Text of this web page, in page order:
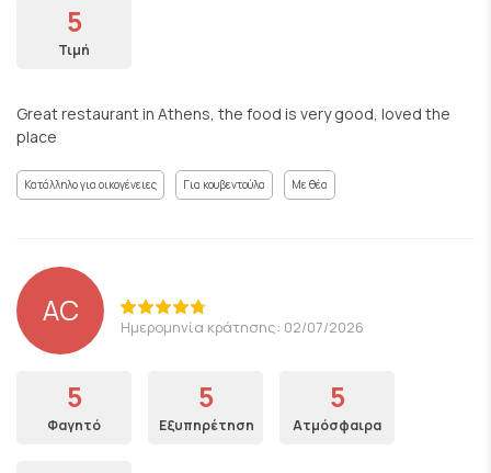
5
Τιμή
Great restaurant in Athens, the food is very good, loved the
place
Κατάλληλο για οικογένειες Για κουβεντούλα Με θέα
AC Ημερομηνία κράτησης: 02/07/2026
5
Φαγητό
5
Εξυπηρέτηση
5
Ατμόσφαιρα